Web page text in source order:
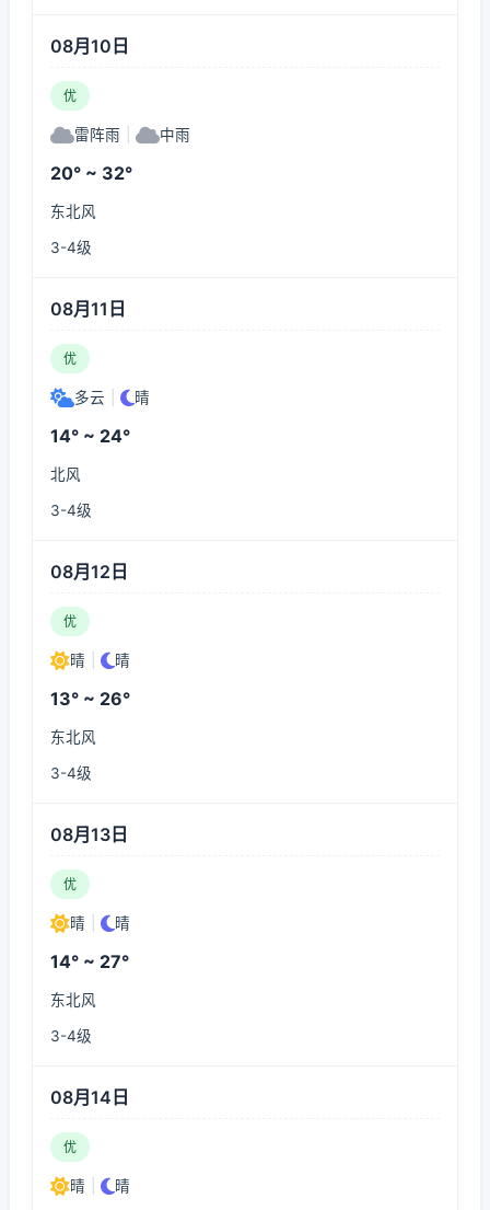
08月10日
优
雷阵雨 中雨
20° ~ 32°
东北风
3-4级
08月11日
优
多云 晴
14° ~ 24°
北风
3-4级
08月12日
优
晴 晴
13° ~ 26°
东北风
3-4级
08月13日
优
晴 晴
14° ~ 27°
东北风
3-4级
08月14日
优
晴 晴